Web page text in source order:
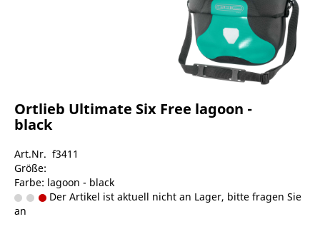
Ortlieb Ultimate Six Free lagoon -
black
Art.Nr. f3411
Größe:
Farbe: lagoon - black
Der Artikel ist aktuell nicht an Lager, bitte fragen Sie
an